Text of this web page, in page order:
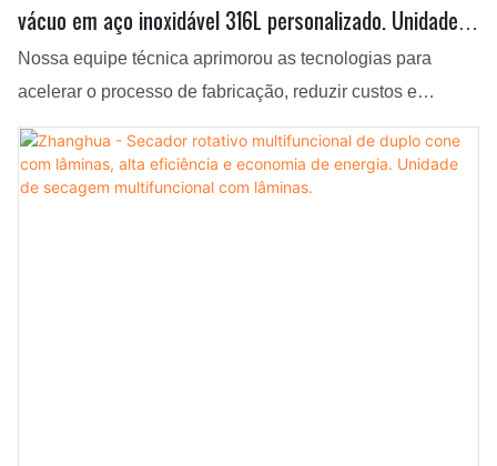
vácuo em aço inoxidável 316L personalizado. Unidade
de secagem multifuncional com lâminas.
Nossa equipe técnica aprimorou as tecnologias para
acelerar o processo de fabricação, reduzir custos e
aumentar o valor do produto. Graças a essas vantagens, a
Secadora Cônica Rotativa Multifuncional a Vácuo
Personalizada em Aço Inoxidável 316L se destaca no